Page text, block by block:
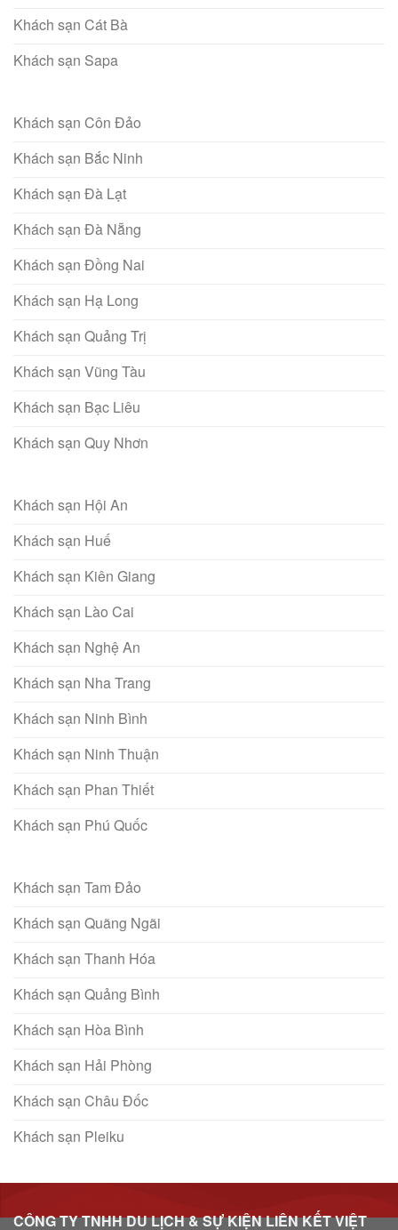
Khách sạn Cát Bà
Khách sạn Sapa
Khách sạn Côn Đảo
Khách sạn Bắc Ninh
Khách sạn Đà Lạt
Khách sạn Đà Nẵng
Khách sạn Đồng Nai
Khách sạn Hạ Long
Khách sạn Quảng Trị
Khách sạn Vũng Tàu
Khách sạn Bạc Liêu
Khách sạn Quy Nhơn
Khách sạn Hội An
Khách sạn Huế
Khách sạn Kiên Giang
Khách sạn Lào Cai
Khách sạn Nghệ An
Khách sạn Nha Trang
Khách sạn Ninh Bình
Khách sạn Ninh Thuận
Khách sạn Phan Thiết
Khách sạn Phú Quốc
Khách sạn Tam Đảo
Khách sạn Quãng Ngãi
Khách sạn Thanh Hóa
Khách sạn Quảng Bình
Khách sạn Hòa Bình
Khách sạn Hải Phòng
Khách sạn Châu Đốc
Khách sạn Pleiku
CÔNG TY TNHH DU LỊCH & SỰ KIỆN LIÊN KẾT VIỆT